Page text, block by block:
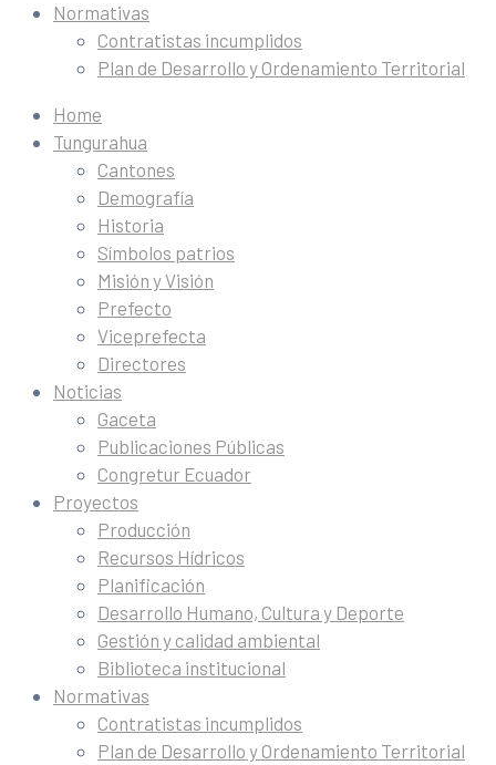
Normativas
Contratistas incumplidos
Plan de Desarrollo y Ordenamiento Territorial
Home
Tungurahua
Cantones
Demografía
Historia
Símbolos patrios
Misión y Visión
Prefecto
Viceprefecta
Directores
Noticias
Gaceta
Publicaciones Públicas
Congretur Ecuador
Proyectos
Producción
Recursos Hídricos
Planificación
Desarrollo Humano, Cultura y Deporte
Gestión y calidad ambiental
Biblioteca institucional
Normativas
Contratistas incumplidos
Plan de Desarrollo y Ordenamiento Territorial